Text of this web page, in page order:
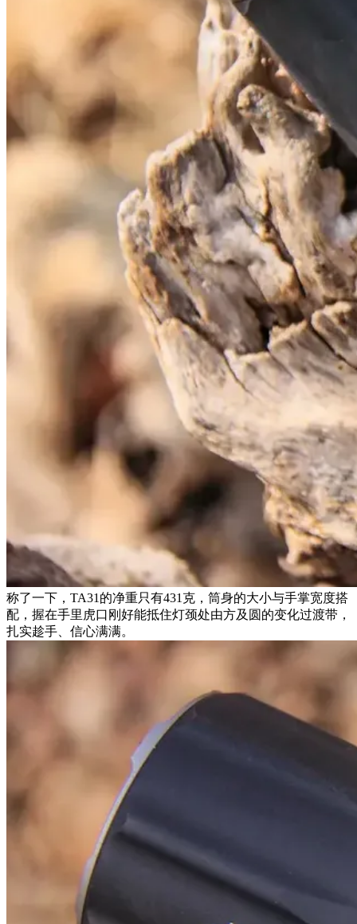
称了一下，TA31的净重只有431克，筒身的大小与手掌宽度搭
配，握在手里虎口刚好能抵住灯颈处由方及圆的变化过渡带，
扎实趁手、信心满满。